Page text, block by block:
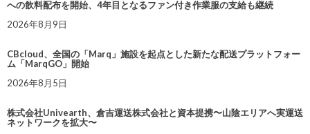
への飲料配布を開始、4年目となるファン付き作業服の支給も継続
2026年8月9日
CBcloud、全国の「Marq」施設を起点とした新たな配送プラットフォー
ム「MarqGO」開始
2026年8月5日
株式会社Univearth、倉吉運送株式会社と資本提携〜山陰エリアへ実運送
ネットワークを拡大〜